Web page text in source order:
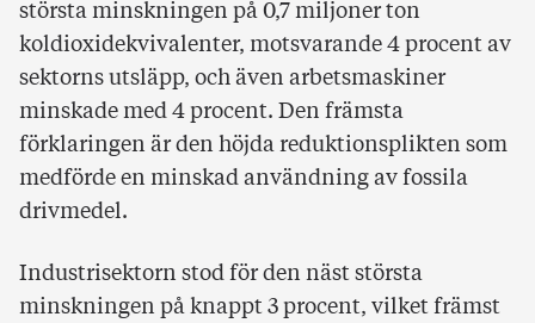
största minskningen på 0,7 miljoner ton
koldioxidekvivalenter, motsvarande 4 procent av
sektorns utsläpp, och även arbetsmaskiner
minskade med 4 procent. Den främsta
förklaringen är den höjda reduktionsplikten som
medförde en minskad användning av fossila
drivmedel.
Industrisektorn stod för den näst största
minskningen på knappt 3 procent, vilket främst